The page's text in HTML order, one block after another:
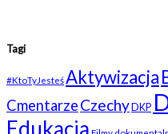
Tagi
#KtoTyJesteśAktywizacja
CmentarzeCzechy DKP
Edukacja